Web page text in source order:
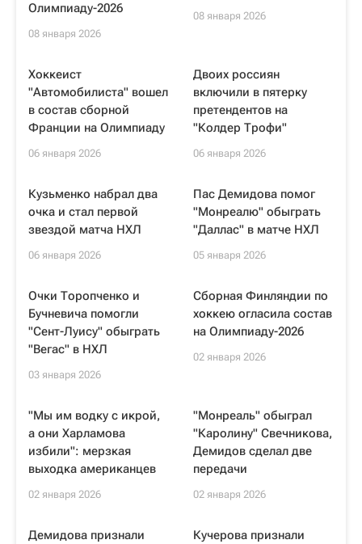
Олимпиаду-2026
08 января 2026
08 января 2026
Хоккеист
"Автомобилиста" вошел
в состав сборной
Франции на Олимпиаду
06 января 2026
Двоих россиян
включили в пятерку
претендентов на
"Колдер Трофи"
06 января 2026
Кузьменко набрал два
очка и стал первой
звездой матча НХЛ
06 января 2026
Пас Демидова помог
"Монреалю" обыграть
"Даллас" в матче НХЛ
05 января 2026
Очки Торопченко и
Бучневича помогли
"Сент-Луису" обыграть
"Вегас" в НХЛ
03 января 2026
Сборная Финляндии по
хоккею огласила состав
на Олимпиаду-2026
02 января 2026
"Мы им водку с икрой,
а они Харламова
избили": мерзкая
выходка американцев
02 января 2026
"Монреаль" обыграл
"Каролину" Свечникова,
Демидов сделал две
передачи
02 января 2026
Демидова признали
Кучерова признали